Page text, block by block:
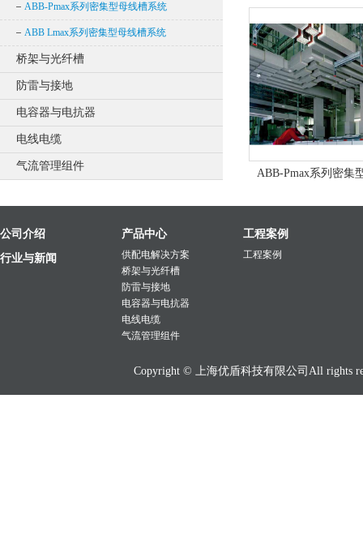
ABB-Pmax系列密集型母线槽系统
ABB Lmax系列密集型母线槽系统
桥架与光纤槽
防雷与接地
电容器与电抗器
电线电缆
气流管理组件
ABB-Pmax系列密集
公司介绍
行业与新闻
产品中心
供配电解决方案
桥架与光纤槽
防雷与接地
电容器与电抗器
电线电缆
气流管理组件
工程案例
工程案例
Copyright © 上海优盾科技有限公司All rights